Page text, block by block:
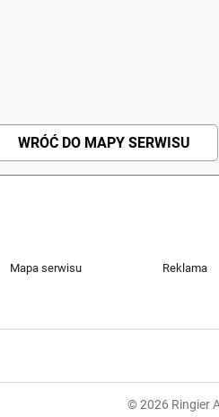
WRÓĆ DO MAPY SERWISU
Mapa serwisu
Reklama
© 2026 Ringier